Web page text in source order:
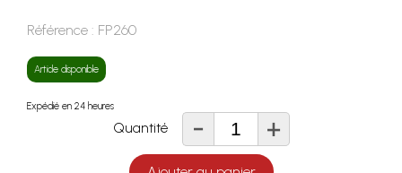
Référence : FP260
Article disponible
Expédié en 24 heures
Quantité - +